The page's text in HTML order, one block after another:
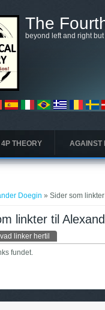
The
beyond left and right
4P THEORY AGAINST
Doegin » Sider som
linkter til
faneblade
linker hertil
fundet.